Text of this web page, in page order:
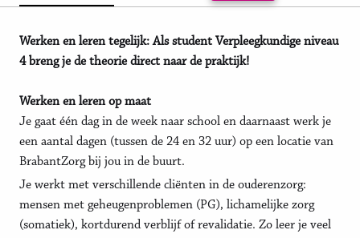
Werken en leren tegelijk: Als student Verpleegkundige niveau
4 breng je de theorie direct naar de praktijk!
Werken en leren op maat
Je gaat één dag in de week naar school en daarnaast werk je
een aantal dagen (tussen de 24 en 32 uur) op een locatie van
BrabantZorg bij jou in de buurt.
Je werkt met verschillende cliënten in de ouderenzorg:
mensen met geheugenproblemen (PG), lichamelijke zorg
(somatiek), kortdurend verblijf of revalidatie. Zo leer je veel